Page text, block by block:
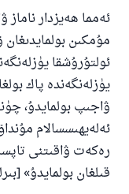
ئەمما ھەيزدار
مۇمكىن
ئولتۇرۇشقا
يۈزلەنگەندە پاك
ۋاجىپ بولمايدۇ،
ئەلەيھىسسالام
رەكەت ۋاقىتنى
قىلغان بولمايدۇ»